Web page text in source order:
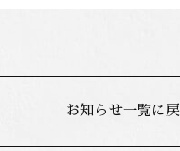
お知らせ一覧に